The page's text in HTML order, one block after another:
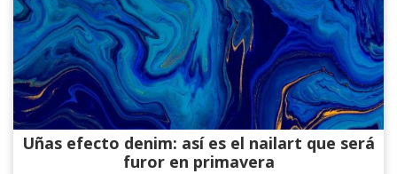
Uñas efecto denim: así es el nailart que será
furor en primavera